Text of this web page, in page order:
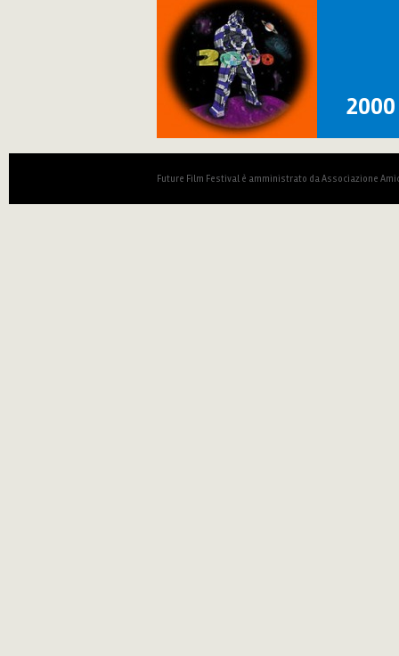
2000
Future Film Festival è amministrato da Associazione